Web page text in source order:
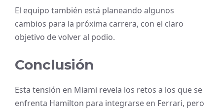
El equipo también está planeando algunos
cambios para la próxima carrera, con el claro
objetivo de volver al podio.
Conclusión
Esta tensión en Miami revela los retos a los que se
enfrenta Hamilton para integrarse en Ferrari, pero